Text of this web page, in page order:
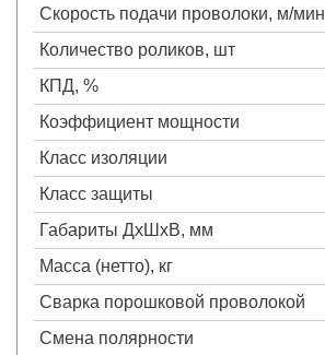
Скорость подачи проволоки, м/мин
Количество роликов, шт
КПД, %
Коэффициент мощности
Класс изоляции
Класс защиты
Габариты ДхШхВ, мм
Масса (нетто), кг
Сварка порошковой проволокой
Смена полярности